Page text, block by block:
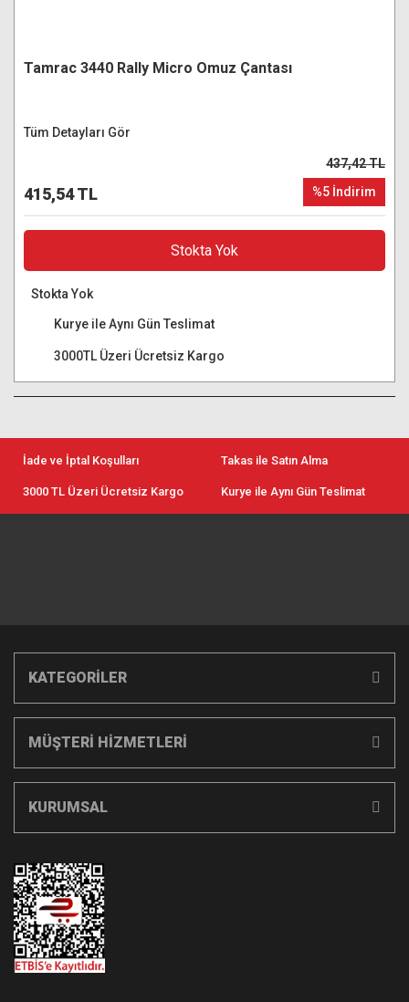
Tamrac 3440 Rally Micro Omuz Çantası
Tüm Detayları Gör
415,54 TL
437,42 TL
%5 İndirim
Stokta Yok
Stokta Yok
Kurye ile Aynı Gün Teslimat
3000TL Üzeri Ücretsiz Kargo
İade ve İptal Koşulları Takas ile Satın Alma
3000 TL Üzeri Ücretsiz Kargo Kurye ile Aynı Gün Teslimat
KATEGORİLER
MÜŞTERİ HİZMETLERİ
KURUMSAL